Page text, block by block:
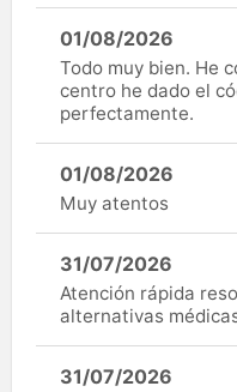
01/08/2026
Todo muy bien. He
centro he dado el
perfectamente.
01/08/2026
Muy atentos
31/07/2026
Atención rápida
alternativas
31/07/2026